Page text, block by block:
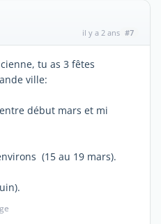
il y a 2 ans #7
tu as 3 fêtes
ville:
début mars et mi
(15 au 19 mars).